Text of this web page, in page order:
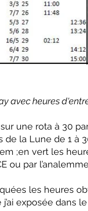
avec heures
une rota à 30
la Lune de 1 à
;en vert les
ou par
les heures
exposée dans le